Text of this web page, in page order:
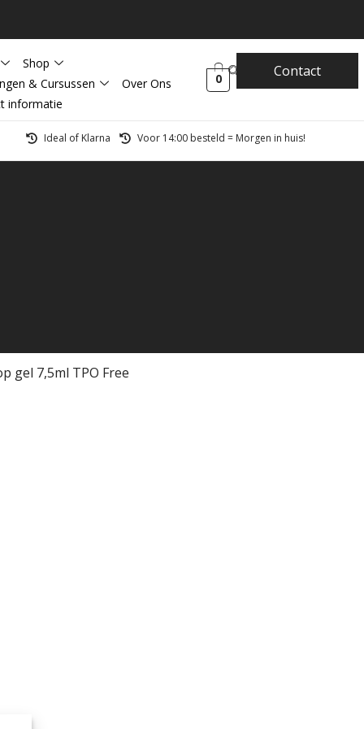
Shop
& Cursussen
Over Ons
informatie
0 Contact
Ideal of Klarna Voor 14:00 besteld = Morgen in huis!
gel 7,5ml TPO Free